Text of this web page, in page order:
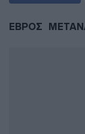
ΕΒΡΟΣ